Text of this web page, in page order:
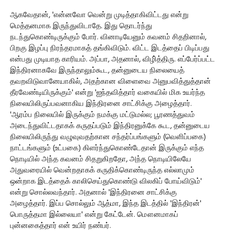
ஆகவேதான், 'என்னவோ வென்று முடித்தாகிவிட்டது என்று
மெத்தனமாக இருந்துவிடாதே. இது தொடர்ந்து
நடந்துகொண்டிருக்கும் போர். வினாடியேனும் கவனம் சிதறினால்,
பிறகு இழப்பு நிரந்தரமாகத் தங்கிவிடும். விட்ட இடத்தைப் பிடிப்பது
என்பது முடியாத காரியம். அப்பா, அதனால், விழி்த்திரு. எப்பேர்ப்பட்ட
இந்திரனாகவே இருந்தாலும்கூட, தன்னுடைய நிலையைத்
தவறவிடுவானேயாகில், அதற்கான விளைவை அனுபவித்துத்தான்
தீரவேண்டியிருக்கும்' என்று 'ஐந்தவித்தார் வகையில் மிக உயர்ந்த
நிலையிலிருப்பவனாகிய இந்திரனை சாட்சிக்கு அழைத்தார்.
'ஆரம்ப நிலையில் இருக்கும் நமக்கு மட்டுமல்ல; பூரணத்துவம்
அடைந்துவிட்டதாகக் கருதப்படும் இந்திரனுக்கே கூட, தன்னுடைய
நிலையிலிருந்து வழுவுவதற்கான சந்தர்ப்பங்களும் (வெளிப்பகை)
நாட்டங்களும் (உட்பகை) கிளர்ந்துகொண்டேதான் இருக்கும் எந்த
நொடியில் அந்த கவனம் சிதறுகிறதோ, அந்த நொடியிலேயே
அதுவரையில் வென்றதாகக் கருதிக்கொண்டிருந்த எல்லாமும்
ஒன்றாக இடத்தைக் காலிசெய்துகொண்டு விலகிப் போய்விடும்'
என்று சொல்லவந்தார். அதனால் 'இந்திரனை சாட்சிக்கு
அழைத்தார். இப்ப சொல்லும் ஆத்மா, இந்த இடத்தில் 'இந்திரன்'
பொருத்தமா இல்லையா' என்று கேட்டேன். மௌனமாகப்
புன்னகைத்தார் என் உயிர் நண்பர்.